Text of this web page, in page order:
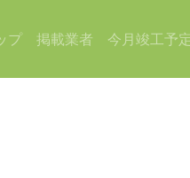
プ 掲載業者 今月竣工予